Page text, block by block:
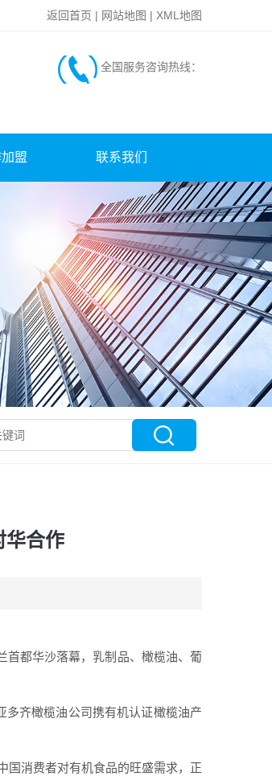
返回首页 | 网站地图 | XML地图
全国服务咨询热线：
盟 联系我们
华合作
都华沙落幕，乳制品、橄榄油、葡
齐橄榄油公司携有机认证橄榄油产
国消费者对有机食品的旺盛需求，正